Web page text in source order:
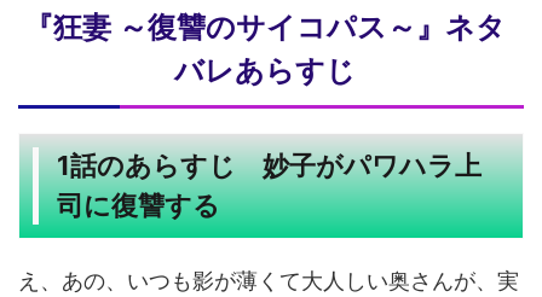
『狂妻 ～復讐のサイコパス～』ネタ
バレあらすじ
1話のあらすじ 妙子がパワハラ上
司に復讐する
え、あの、いつも影が薄くて大人しい奥さんが、実